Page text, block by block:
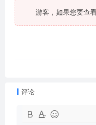
游客，如果您要查
评论